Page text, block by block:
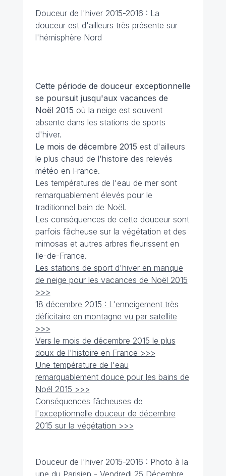
Douceur de l'hiver 2015-2016 : La
douceur est d'ailleurs très présente sur
l'hémisphère Nord
Cette période de douceur exceptionnelle
se poursuit jusqu'aux vacances de
Noël 2015 où la neige est souvent
absente dans les stations de sports
d'hiver.
Le mois de décembre 2015 est d'ailleurs
le plus chaud de l'histoire des relevés
météo en France.
Les températures de l'eau de mer sont
remarquablement élevés pour le
traditionnel bain de Noël.
Les conséquences de cette douceur sont
parfois fâcheuse sur la végétation et des
mimosas et autres arbres fleurissent en
Ile-de-France.
Les stations de sport d'hiver en manque
de neige pour les vacances de Noël 2015
>>>
18 décembre 2015 : L'enneigement très
déficitaire en montagne vu par satellite
>>>
Vers le mois de décembre 2015 le plus
doux de l'histoire en France >>>
Une température de l'eau
remarquablement douce pour les bains de
Noël 2015 >>>
Conséquences fâcheuses de
l'exceptionnelle douceur de décembre
2015 sur la végétation >>>
Douceur de l'hiver 2015-2016 : Photo à la
une du Parisien - Vendredi 25 Décembre